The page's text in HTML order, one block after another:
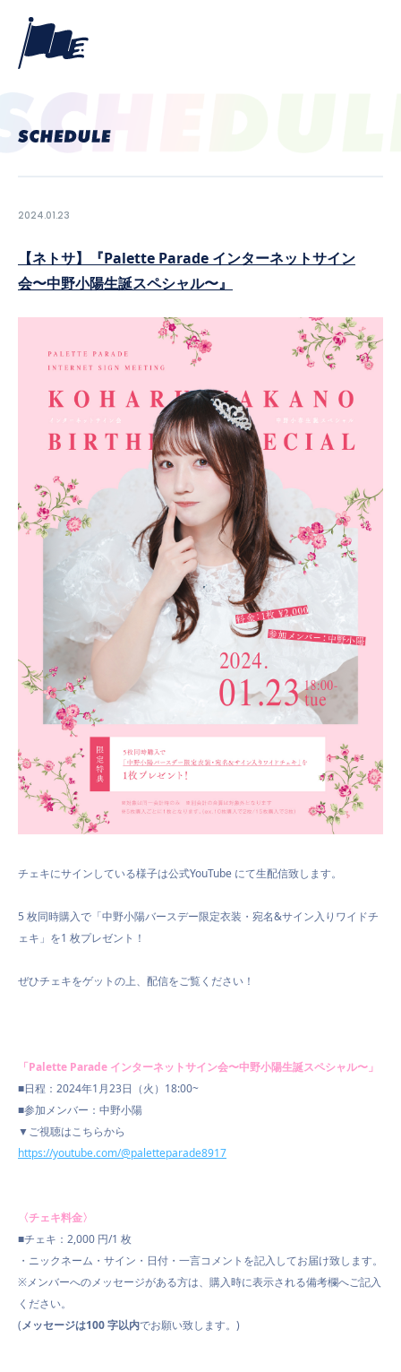
PROFILE
NEWS
SCHEDULE
VIDEO
CONTACT
2024.01.23
【ネトサ】『Palette Parade インターネットサイン
会〜中野小陽生誕スペシャル〜』
チェキにサインしている様子は公式YouTube にて生配信致します。
5 枚同時購入で「中野小陽バースデー限定衣装・宛名&サイン入りワイドチ
ェキ 」を1 枚プレゼント！
ぜひチェキをゲットの上、配信をご覧ください！
「Palette Parade インターネットサイン会〜中野小陽生誕スペシャル〜」
■日程：2024年1月23日（火）18:00~
■参加メンバー：中野小陽
▼ご視聴はこちらから
https://youtube.com/@paletteparade8917
〈チェキ料金〉
■チェキ： 2,000 円/1 枚
・ニックネーム・サイン・日付・一言コメントを記入してお届け致します。
※メンバーへのメッセージがある方は、購入時に表示される備考欄へご記入
ください。
(メッセージは100字以内でお願い致します。 )